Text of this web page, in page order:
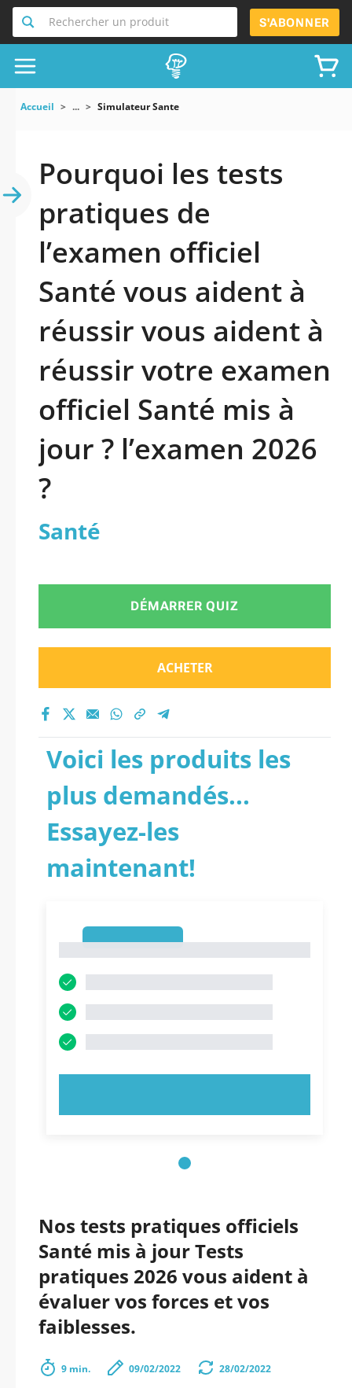
Rechercher un produit S'ABONNER
Accueil ... Simulateur Sante
Pourquoi les tests
pratiques de
l’examen officiel
Santé vous aident à
réussir vous aident à
réussir votre examen
officiel Santé mis à
jour ? l’examen 2026
?
Santé
DÉMARRER QUIZ
ACHETER
Voici les produits les
plus demandés...
Essayez-les
maintenant!
Nos tests pratiques officiels
Santé mis à jour Tests
pratiques 2026 vous aident à
évaluer vos forces et vos
faiblesses.
9 min. 09/02/2022 28/02/2022